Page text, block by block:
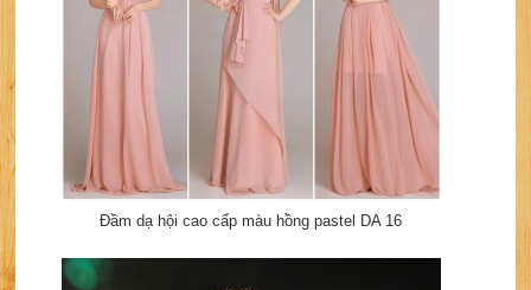
Đầm dạ hội cao cấp màu hồng pastel DA 16